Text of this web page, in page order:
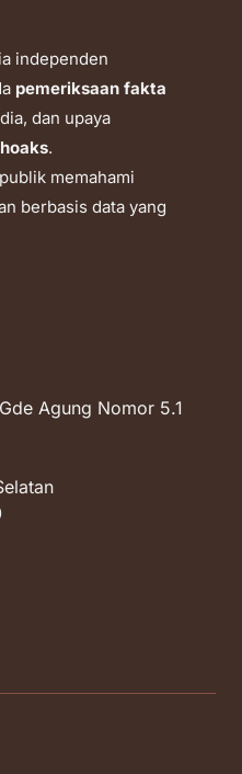
independen
pemeriksaan fakta
dan upaya
.
memahami
berbasis data yang
Agung Nomor 5.1